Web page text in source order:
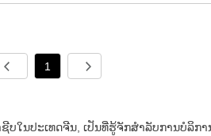
1
ໃນປະເທດຈີນ, ເປັນທີ່ຮູ້ຈັກສຳລັບການບໍລິກ